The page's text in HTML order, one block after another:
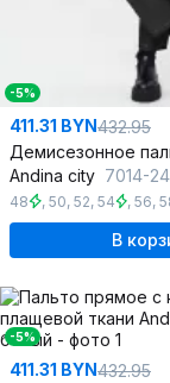
-5%
411.31 BYN432.95
Andina city 7014-
48 , 50, 52, 54 , 56,
В
-5%
411.31 BYN432.95